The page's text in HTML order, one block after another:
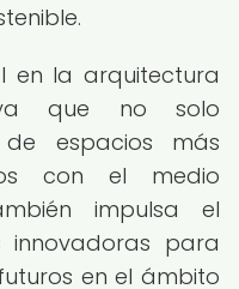
en la arquitectura
ya que no solo
espacios más
con el medio
impulsa el
innovadoras para
en el ámbito